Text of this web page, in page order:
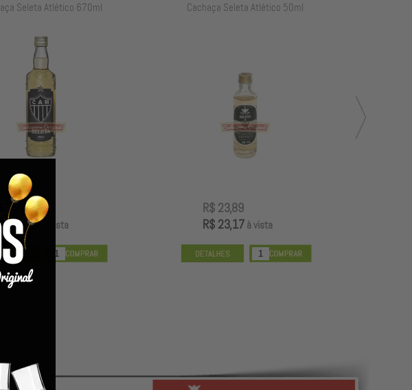
Seleta Atlético 670ml
R$ 93,89
91,07à vista
Cachaça Seleta Atlético 50ml
R$ 23,89
R$ 23,17à vista